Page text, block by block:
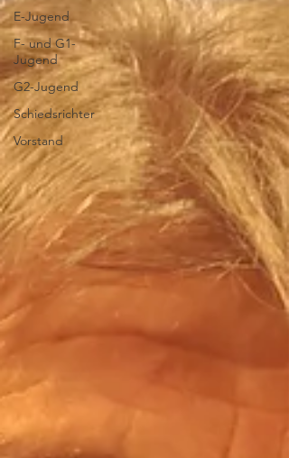
E-Jugend
F- und G1-
Jugend
G2-Jugend
Schiedsrichter
Vorstand